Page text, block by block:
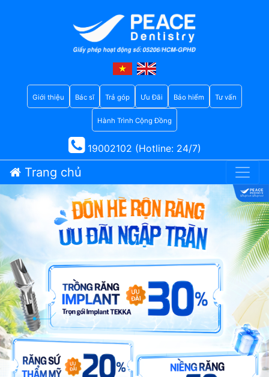
Giới thiệu Bác sĩ Trả góp Ưu Đãi Bảo hiểm Tư vấn
Hành Trình Cộng Đồng
19002102 (Hotline: 24/7)
Trang chủ